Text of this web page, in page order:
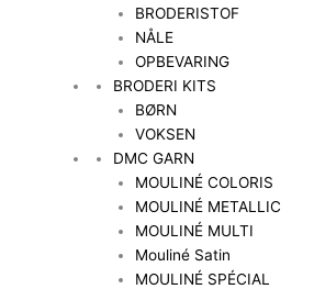
BRODERISTOF
NÅLE
OPBEVARING
BRODERI KITS
BØRN
VOKSEN
DMC GARN
MOULINÉ COLORIS
MOULINÉ METALLIC
MOULINÉ MULTI
Mouliné Satin
MOULINÉ SPÉCIAL